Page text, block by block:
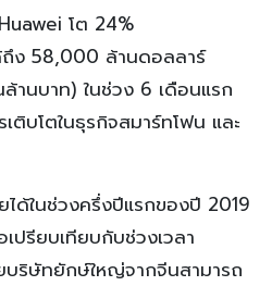
โต 24%
ถึง 58,000 ล้านดอลลาร์
านบาท) ในช่วง 6 เดือนแรก
ติบโตในธุรกิจสมาร์ทโฟน และ
ได้ในช่วงครึ่งปีแรกของปี 2019
ปรียบเทียบกับช่วงเวลา
ริษัทยักษ์ใหญ่จากจีนสามารถ